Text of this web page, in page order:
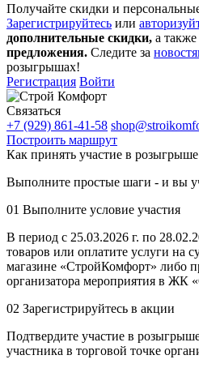
Получайте скидки и
Зарегистрируйтесь или
дополнительные скидки, а также
предложения. Следите за
розыгрышах!
Регистрация Войти
Связаться
+7 (929) 861-41-58
Построить маршрут
Как принять участие в розыгрыше
Выполните простые шаги - и вы
01 Выполните условие участия
В период с 25.03.2026 г. по
товаров или оплатите услуги на
магазине «СтройКомфорт» либо
организатора мероприятия в ЖК
02 Зарегистрируйтесь в акции
Подтвердите участие в
участника в торговой точке